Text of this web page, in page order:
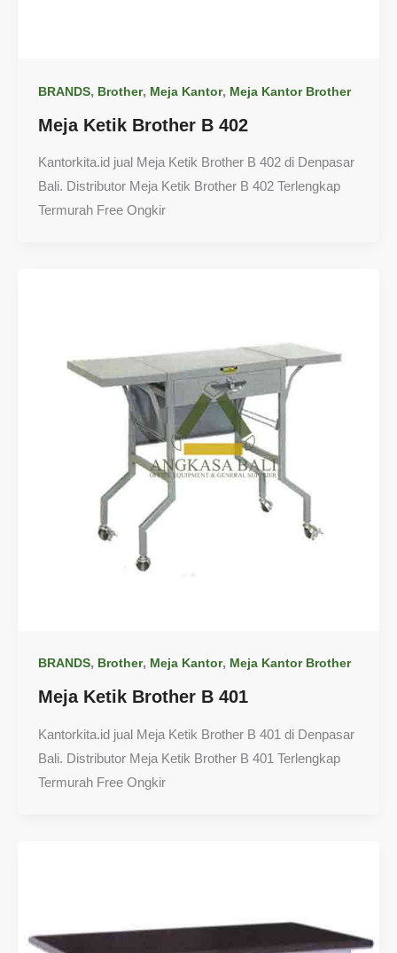
BRANDS, Brother, Meja Kantor, Meja Kantor Brother
Meja Ketik Brother B 402
Kantorkita.id jual Meja Ketik Brother B 402 di Denpasar
Bali. Distributor Meja Ketik Brother B 402 Terlengkap
Termurah Free Ongkir
BRANDS, Brother, Meja Kantor, Meja Kantor Brother
Meja Ketik Brother B 401
Kantorkita.id jual Meja Ketik Brother B 401 di Denpasar
Bali. Distributor Meja Ketik Brother B 401 Terlengkap
Termurah Free Ongkir